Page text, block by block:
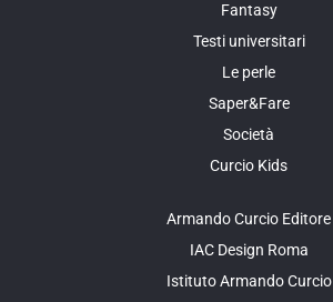
Fantasy
Testi universitari
Le perle
Saper&Fare
Società
Curcio Kids
Armando Curcio Editore
IAC Design Roma
Istituto Armando Curcio